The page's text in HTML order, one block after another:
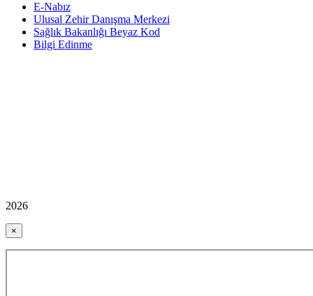
E-Nabız
Ulusal Zehir Danışma Merkezi
Sağlık Bakanlığı Beyaz Kod
Bilgi Edinme
2026
×